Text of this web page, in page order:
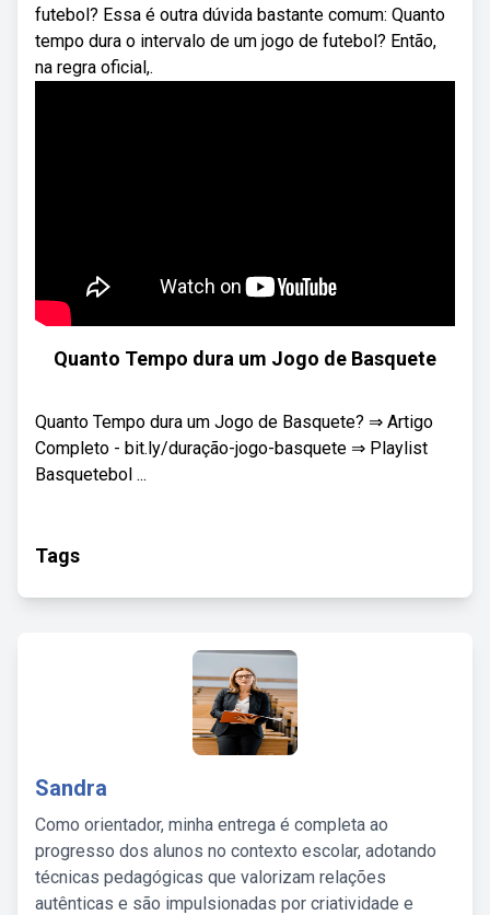
futebol? Essa é outra dúvida bastante comum: Quanto
tempo dura o intervalo de um jogo de futebol? Então,
na regra oficial,.
Quanto Tempo dura um Jogo de Basquete
Quanto Tempo dura um Jogo de Basquete? ⇒ Artigo
Completo - bit.ly/duração-jogo-basquete ⇒ Playlist
Basquetebol ...
Tags
Sandra
Como orientador, minha entrega é completa ao
progresso dos alunos no contexto escolar, adotando
técnicas pedagógicas que valorizam relações
autênticas e são impulsionadas por criatividade e